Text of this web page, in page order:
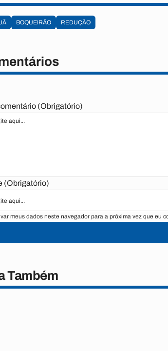
BOQUEIRÃO REDUÇÃO
(Obrigatório)
(Obrigatório)
meus dados neste navegador para a próxima vez que eu
Também